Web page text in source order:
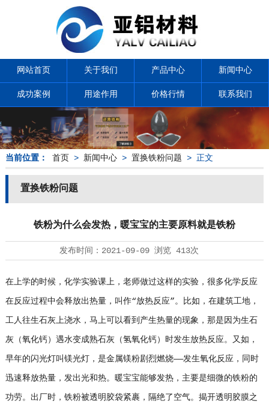
网站首页 关于我们 产品中心 新闻中心
成功案例 用途作用 价格行情 联系我们
当前位置： 首页 > 新闻中心> 置换铁粉问题 > 正文
置换铁粉问题
铁粉为什么会发热，暖宝宝的主要原料就是铁粉
发布时间： 2021-09-09浏览 413次
在上学的时候，化学实验课上，老师做过这样的实验，很多化学反应
在反应过程中会释放出热量，叫作“放热反应”。比如，在建筑工地，
工人往生石灰上浇水，马上可以看到产生热量的现象，那是因为生石
灰（氧化钙）遇水变成熟石灰（氢氧化钙）时发生放热反应。又如，
早年的闪光灯叫镁光灯，是金属镁粉剧烈燃烧——发生氧化反应，同时
迅速释放热量，发出光和热。暖宝宝能够发热，主要是细微的铁粉的
功劳。出厂时，铁粉被透明胶袋紧裹，隔绝了空气。揭开透明胶膜之